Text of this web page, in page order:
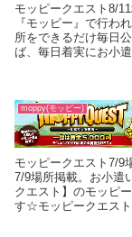
モッピークエスト8/
『モッピー』で行わ
所をできるだけ毎日
ば、毎日着実にお小
moppy(モッピー)
モッピークエスト7/9
7/9場所掲載。お小遣
クエスト】のモッピ
す☆モッピークエスト